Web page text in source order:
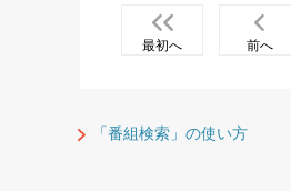
最初へ 前へ
「番組検索」の使い方